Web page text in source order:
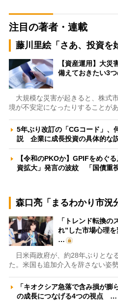
注目の著者・連載
藤川里絵「さあ、投資を
【資産運用】大災
備えておきたい3
大規模な災害が起きると、株式
境が不安定になったりすることが
5年ぶり改訂の「CGコード」、
説 企業に成長投資の具体的な
【令和のPKOか】GPIFをめぐ
資拡大」発言の波紋 「国債重
森口亮「まるわかり市況
「トレンド転換の
れ”した市場心理を
…
日米両政府が、約28年ぶりとな
た。米国も追加介入を辞さない姿
「キオクシア急落で含み損が
の成長につなげる4つの視点 …